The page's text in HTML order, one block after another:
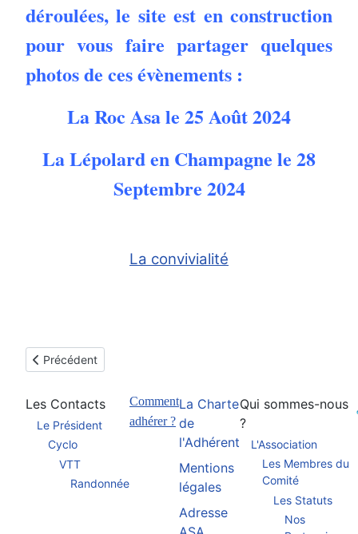
déroulées, le site est en construction
pour vous faire partager quelques
photos de ces évènements :
La Roc Asa le 25 Août 2024
La Lépolard en Champagne le 28
Septembre 2024
La convivialité
Article précédent : ROC ASA
Précédent
Les Contacts
Le Président
Cyclo
VTT
Randonnée
Comment
adhérer ?
La Charte
de
l'Adhérent
Mentions
légales
Adresse
Qui sommes-nous
?
L'Association
Les Membres du
Comité
Les Statuts
Nos